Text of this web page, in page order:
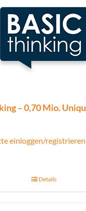
– 0,70 Mio.
einloggen/registrieren
Details